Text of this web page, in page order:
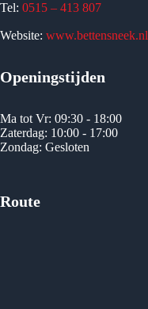
Tel: 0515 – 413 807
Website: www.bettensneek.nl
Openingstijden
Ma tot Vr: 09:30 - 18:00
Zaterdag: 10:00 - 17:00
Zondag: Gesloten
Route